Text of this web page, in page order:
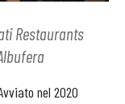
Restaurants
nel 2020